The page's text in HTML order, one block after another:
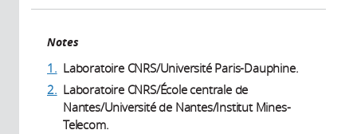
Notes
1. Laboratoire CNRS/Université Paris-Dauphine.
2. Laboratoire CNRS/École centrale de
Nantes/Université de Nantes/Institut Mines-
Telecom.